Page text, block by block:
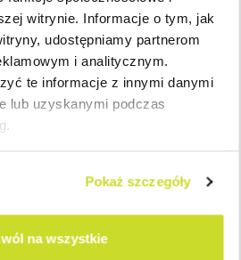
witrynie. Informacje o tym, jak
udostępniamy partnerom
i analitycznym.
te informacje z innymi danymi
lub uzyskanymi podczas
Pokaż szczegóły
na wszystkie
urlopy w grudniu będą mieli
wolnej Wigilii jako
odpoczynku. Działy HR
się na wcześniejsze
urlopowych, zwłaszcza w
liczby urlopów na
branych w ramach tzw. siły